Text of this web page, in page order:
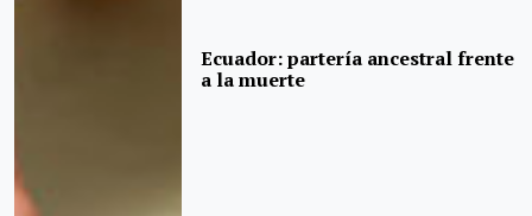
Ecuador: partería ancestral frente
a la muerte